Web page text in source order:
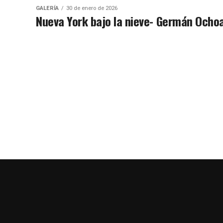
GALERÍA 30 de enero de 2026
Nueva York bajo la nieve- Germán